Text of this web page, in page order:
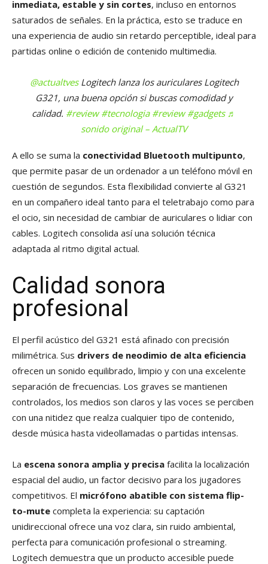
inmediata, estable y sin cortes, incluso en entornos
saturados de señales. En la práctica, esto se traduce en
una experiencia de audio sin retardo perceptible, ideal para
partidas online o edición de contenido multimedia.
@actualtvesLogitech lanza los auriculares Logitech
G321, una buena opción si buscas comodidad y
calidad. #review #tecnologia #review #gadgets ♬
sonido original – ActualTV
A ello se suma la conectividad Bluetooth multipunto,
que permite pasar de un ordenador a un teléfono móvil en
cuestión de segundos. Esta flexibilidad convierte al G321
en un compañero ideal tanto para el teletrabajo como para
el ocio, sin necesidad de cambiar de auriculares o lidiar con
cables. Logitech consolida así una solución técnica
adaptada al ritmo digital actual.
Calidad sonora
profesional
El perfil acústico del G321 está afinado con precisión
milimétrica. Sus drivers de neodimio de alta eficiencia
ofrecen un sonido equilibrado, limpio y con una excelente
separación de frecuencias. Los graves se mantienen
controlados, los medios son claros y las voces se perciben
con una nitidez que realza cualquier tipo de contenido,
desde música hasta videollamadas o partidas intensas.
La escena sonora amplia y precisa facilita la localización
espacial del audio, un factor decisivo para los jugadores
competitivos. El micrófono abatible con sistema flip-
to-mute completa la experiencia: su captación
unidireccional ofrece una voz clara, sin ruido ambiental,
perfecta para comunicación profesional o streaming.
Logitech demuestra que un producto accesible puede